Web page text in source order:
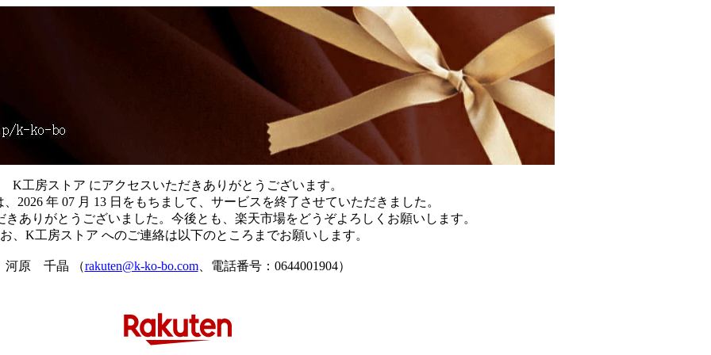
K工房ストア にアクセスいただきありがとうございます。
2026 年 07 月 13 日をもちまして、サービスを終了させていただきました。
ありがとうございました。今後とも、楽天市場をどうぞよろしくお願いします。
、K工房ストア へのご連絡は以下のところまでお願いします。
河原 千晶 （rakuten@k-ko-bo.com、電話番号：0644001904）